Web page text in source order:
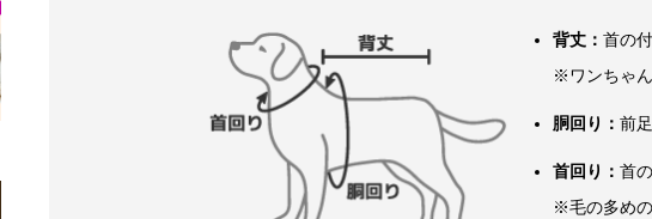
背丈： 首の
※ワンちゃん
胴回り： 前
首回り： 首
※毛の多め